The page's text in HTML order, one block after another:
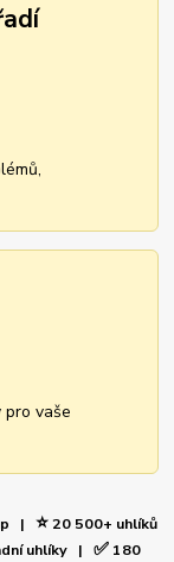
pro vaše
| ⭐20 500+ uhlíků
uhlíky | ✅180